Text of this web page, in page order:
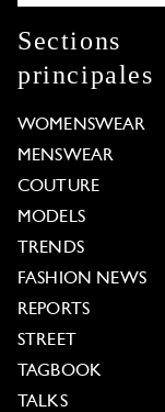
Sections
principales
WOMENSWEAR
MENSWEAR
COUTURE
MODELS
TRENDS
FASHION NEWS
REPORTS
STREET
TAGBOOK
TALKS